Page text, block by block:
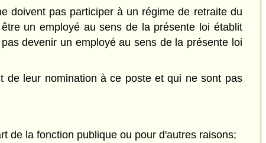
doivent pas participer à un régime de retraite du
un employé au sens de la présente loi établit
devenir un employé au sens de la présente loi
de leur nomination à ce poste et qui ne sont pas
de la fonction publique ou pour d'autres raisons;